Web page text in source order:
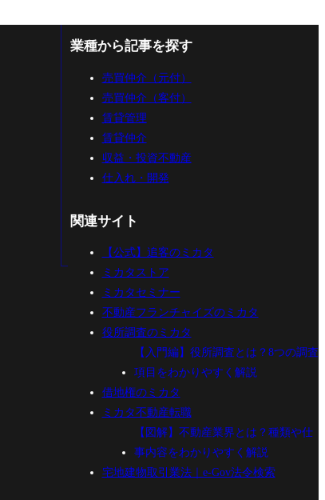
業種から記事を探す
売買仲介（元付）
売買仲介（客付）
賃貸管理
賃貸仲介
収益・投資不動産
仕入れ・開発
関連サイト
【公式】追客のミカタ
ミカタストア
ミカタセミナー
不動産フランチャイズのミカタ
役所調査のミカタ
【入門編】役所調査とは？8つの調査
項目をわかりやすく解説
借地権のミカタ
ミカタ不動産転職
【図解】不動産業界とは？種類や仕
事内容をわかりやすく解説
宅地建物取引業法｜e-Gov法令検索